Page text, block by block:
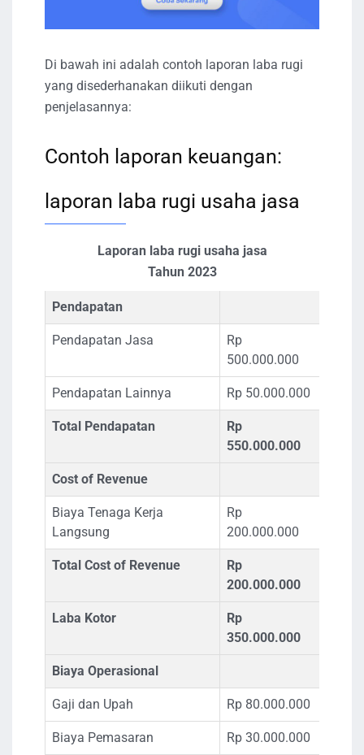
Di bawah ini adalah contoh laporan laba rugi
yang disederhanakan diikuti dengan
penjelasannya:
Contoh laporan keuangan:
laporan laba rugi usaha jasa
Laporan laba rugi usaha jasa
Tahun 2023
Pendapatan
Pendapatan Jasa
Rp
500.000.000
Pendapatan Lainnya Rp 50.000.000
Total Pendapatan
Rp
550.000.000
Cost of Revenue
Biaya Tenaga Kerja
Langsung
Rp
200.000.000
Total Cost of Revenue
Rp
200.000.000
Laba Kotor
Rp
350.000.000
Biaya Operasional
Gaji dan Upah Rp 80.000.000
Biaya Pemasaran Rp 30.000.000